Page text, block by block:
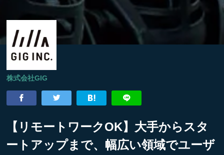
株式会社GIG
【リモートワークOK】大手からスタ
ートアップまで、幅広い領域でユーザ